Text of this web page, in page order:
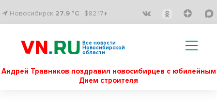
Новосибирск 27.9 °C $82.17↑
Все новости
Новосибирской
области
Андрей Травников поздравил новосибирцев с юбилейным
Днем строителя